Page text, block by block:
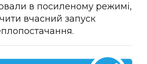
в посиленому режимі,
вчасний запуск